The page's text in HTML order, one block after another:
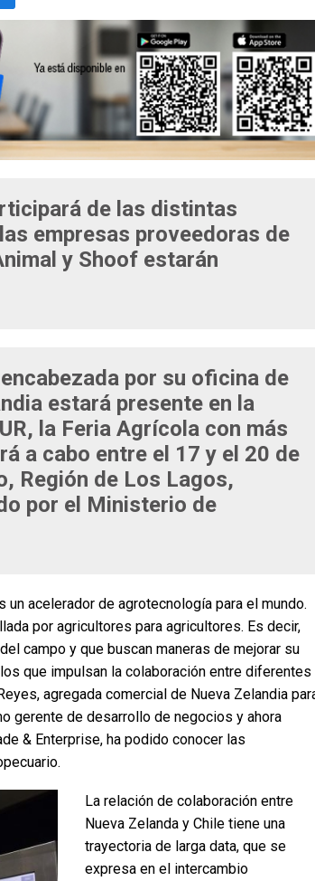
de las distintas
empresas proveedoras de
y Shoof estarán
por su oficina de
estará presente en la
la Feria Agrícola con más
a cabo entre el 17 y el 20 de
Región de Los Lagos,
por el Ministerio de
acelerador de agrotecnología para el mundo.
por agricultores para agricultores. Es decir,
campo y que buscan maneras de mejorar su
que impulsan la colaboración entre diferentes
agregada comercial de Nueva Zelandia
gerente de desarrollo de negocios y ahora
& Enterprise, ha podido conocer las
La relación de colaboración entre
Nueva Zelanda y Chile tiene una
trayectoria de larga data, que se
expresa en el intercambio